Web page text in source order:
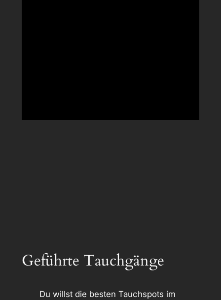
Geführte Tauchgänge
Du willst die besten Tauchspots im